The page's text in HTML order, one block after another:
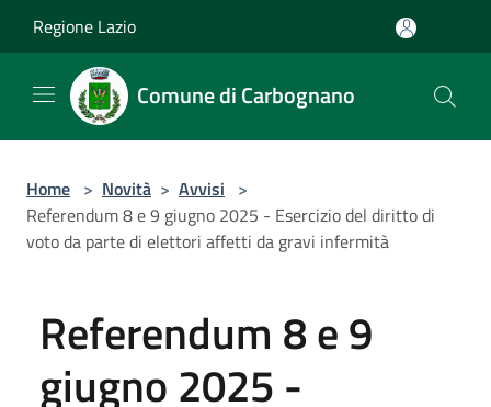
Regione Lazio
Comune di Carbognano
Home > Novità > Avvisi >
Referendum 8 e 9 giugno 2025 - Esercizio del diritto di
voto da parte di elettori affetti da gravi infermità
Referendum 8 e 9
giugno 2025 -